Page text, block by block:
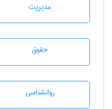
مديريت
حقوق
روانشناسی